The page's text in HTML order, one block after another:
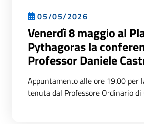
05/05/2026
Venerdì 8 maggio al
Pythagoras la
Professor Daniele
Appuntamento alle ore 19.00 per
tenuta dal Professore Ordinario di